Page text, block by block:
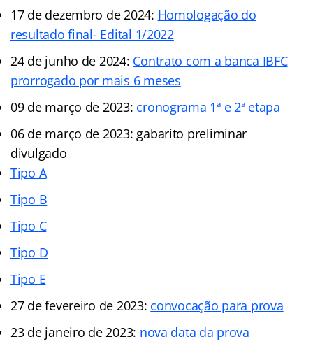
17 de dezembro de 2024: Homologação do
resultado final- Edital 1/2022
24 de junho de 2024: Contrato com a banca IBFC
prorrogado por mais 6 meses
09 de março de 2023: cronograma 1ª e 2ª etapa
06 de março de 2023: gabarito preliminar
divulgado
Tipo A
Tipo B
Tipo C
Tipo D
Tipo E
27 de fevereiro de 2023: convocação para prova
23 de janeiro de 2023: nova data da prova